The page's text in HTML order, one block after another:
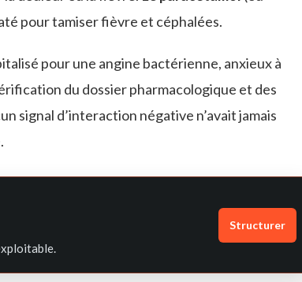
pour tamiser fièvre et céphalées.
pour une angine bactérienne, anxieux à
du dossier pharmacologique et des
signal d’interaction négative n’avait jamais
Structurer